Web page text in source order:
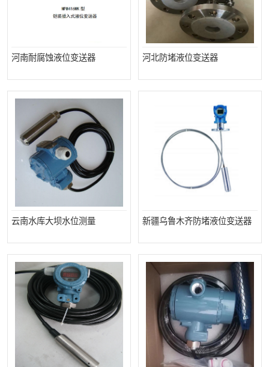
河南耐腐蚀液位变送器 河北防堵液位变送器
云南水库大坝水位测量 新疆乌鲁木齐防堵液位变送器